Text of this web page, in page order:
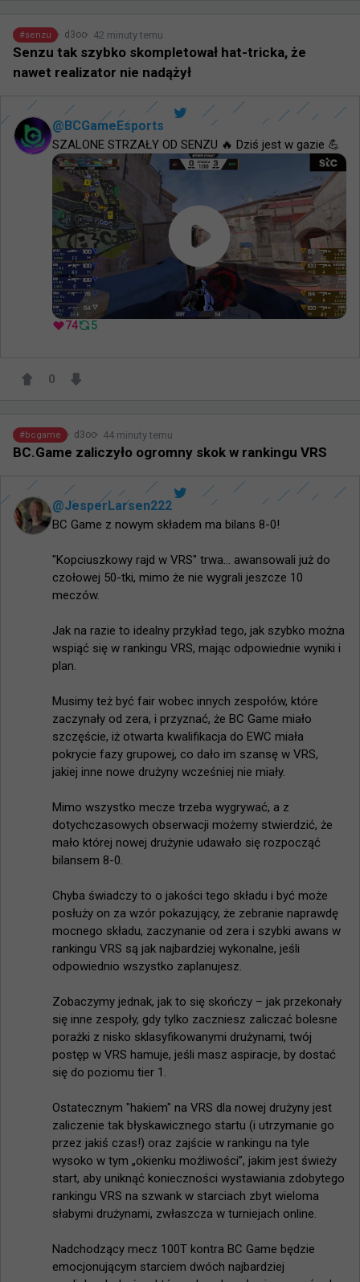
#senzu d3oo 42 minuty temu
Senzu tak szybko skompletował hat-tricka, że
nawet realizator nie nadążył
@BCGameEsports
SZALONE STRZAŁY OD SENZU 🔥 Dziś jest w gazie 💪
74 5
0
#bcgame d3oo 44 minuty temu
BC.Game zaliczyło ogromny skok w rankingu VRS
@JesperLarsen222
BC Game z nowym składem ma bilans 8-0!
"Kopciuszkowy rajd w VRS" trwa... awansowali już do
czołowej 50-tki, mimo że nie wygrali jeszcze 10
meczów.
Jak na razie to idealny przykład tego, jak szybko można
wspiąć się w rankingu VRS, mając odpowiednie wyniki i
plan.
Musimy też być fair wobec innych zespołów, które
zaczynały od zera, i przyznać, że BC Game miało
szczęście, iż otwarta kwalifikacja do EWC miała
pokrycie fazy grupowej, co dało im szansę w VRS,
jakiej inne nowe drużyny wcześniej nie miały.
Mimo wszystko mecze trzeba wygrywać, a z
dotychczasowych obserwacji możemy stwierdzić, że
mało której nowej drużynie udawało się rozpocząć
bilansem 8-0.
Chyba świadczy to o jakości tego składu i być może
posłuży on za wzór pokazujący, że zebranie naprawdę
mocnego składu, zaczynanie od zera i szybki awans w
rankingu VRS są jak najbardziej wykonalne, jeśli
odpowiednio wszystko zaplanujesz.
Zobaczymy jednak, jak to się skończy – jak przekonały
się inne zespoły, gdy tylko zaczniesz zaliczać bolesne
porażki z nisko sklasyfikowanymi drużynami, twój
postęp w VRS hamuje, jeśli masz aspiracje, by dostać
się do poziomu tier 1.
Ostatecznym "hakiem" na VRS dla nowej drużyny jest
zaliczenie tak błyskawicznego startu (i utrzymanie go
przez jakiś czas!) oraz zajście w rankingu na tyle
wysoko w tym „okienku możliwości”, jakim jest świeży
start, aby uniknąć konieczności wystawiania zdobytego
rankingu VRS na szwank w starciach zbyt wieloma
słabymi drużynami, zwłaszcza w turniejach online.
Nadchodzący mecz 100T kontra BC Game będzie
emocjonującym starciem dwóch najbardziej